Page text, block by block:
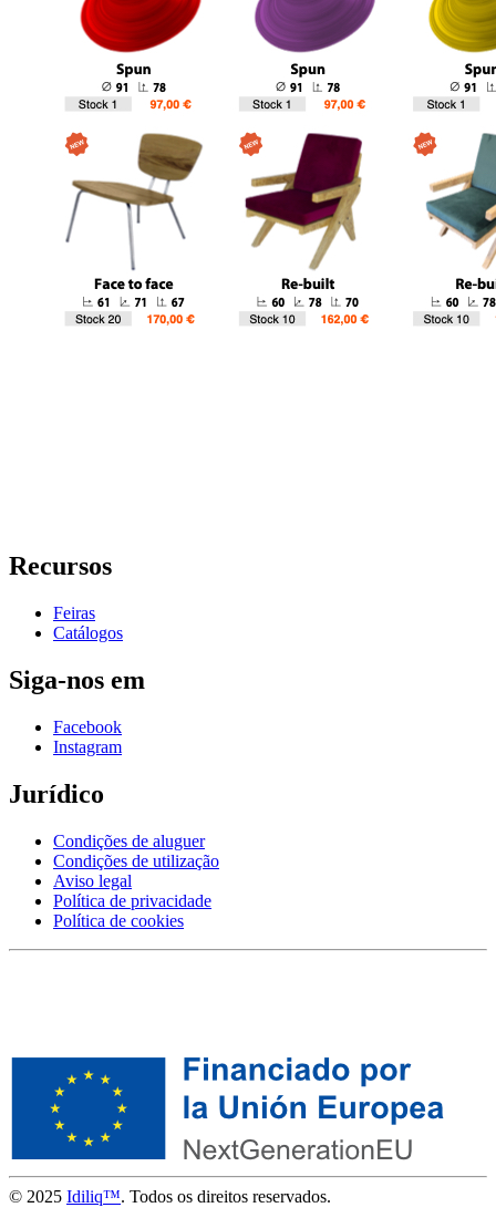
Recursos
Feiras
Catálogos
Siga-nos em
Facebook
Instagram
Jurídico
Condições de aluguer
Condições de utilização
Aviso legal
Política de privacidade
Política de cookies
© 2025 Idiliq™. Todos os direitos reservados.